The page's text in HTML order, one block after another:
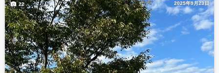
2025年9月23日
22